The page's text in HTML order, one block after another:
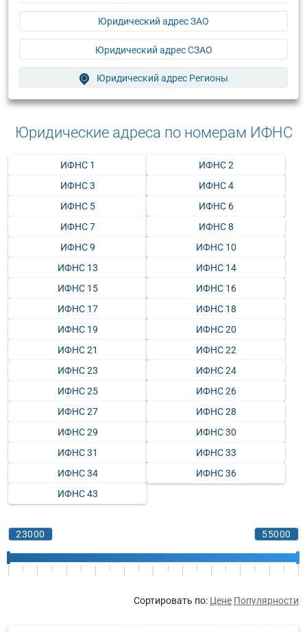
Юридический адрес ЗАО
Юридический адрес СЗАО
Юридический адрес Регионы
Юридические адреса по номерам ИФНС
ИФНС 1
ИФНС 2
ИФНС 3
ИФНС 4
ИФНС 5
ИФНС 6
ИФНС 7
ИФНС 8
ИФНС 9
ИФНС 10
ИФНС 13
ИФНС 14
ИФНС 15
ИФНС 16
ИФНС 17
ИФНС 18
ИФНС 19
ИФНС 20
ИФНС 21
ИФНС 22
ИФНС 23
ИФНС 24
ИФНС 25
ИФНС 26
ИФНС 27
ИФНС 28
ИФНС 29
ИФНС 30
ИФНС 31
ИФНС 33
ИФНС 34
ИФНС 36
ИФНС 43
Сортировать по: Цене Популярности